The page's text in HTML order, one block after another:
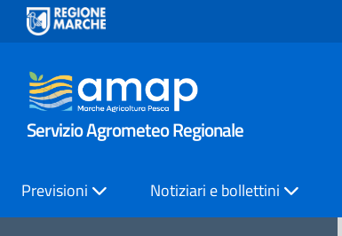
Servizio Agrometeo Regionale
Previsioni Notiziari e bollettini